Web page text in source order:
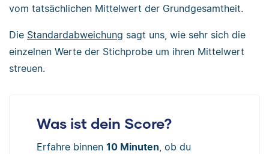
vom tatsächlichen Mittelwert der Grundgesamtheit.
Die Standardabweichung sagt uns, wie sehr sich die
einzelnen Werte der Stichprobe um ihren Mittelwert
streuen.
Was ist dein Score?
Erfahre binnen 10 Minuten, ob du